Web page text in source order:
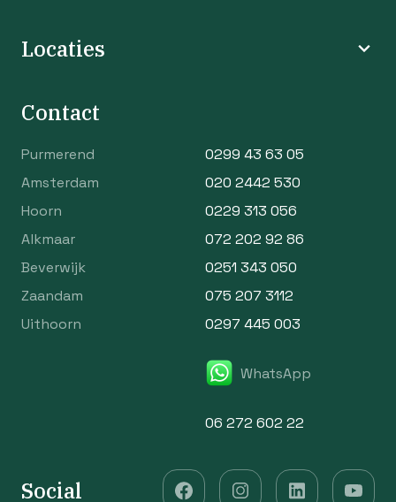
Locaties
Contact
Purmerend
0299 43 63 05
Amsterdam
020 2442 530
Hoorn
0229 313 056
Alkmaar
072 202 92 86
Beverwijk
0251 343 050
Zaandam
075 207 3112
Uithoorn
0297 445 003
WhatsApp
06 272 602 22
Social